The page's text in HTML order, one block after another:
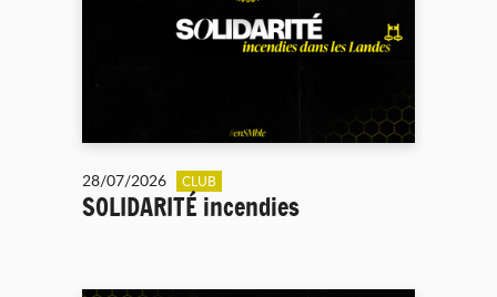
28/07/2026 CLUB
SOLIDARITÉ incendies